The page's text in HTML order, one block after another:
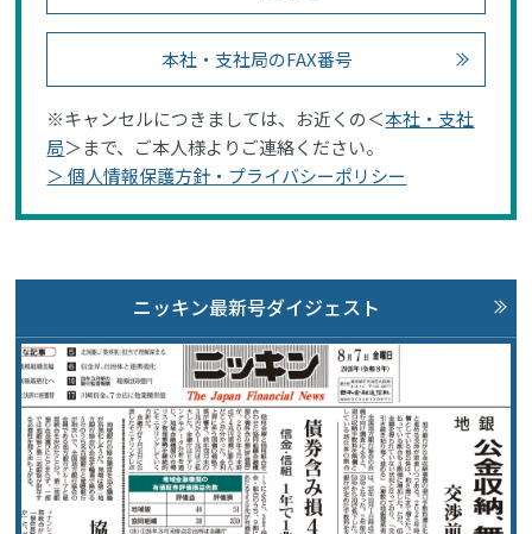
本社・支社局のFAX番号
※キャンセルにつきましては、お近くの＜本社・支社
局＞まで、ご本人様よりご連絡ください。
＞ 個人情報保護方針・プライバシーポリシー
ニッキン最新号ダイジェスト